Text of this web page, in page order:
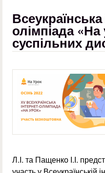
олімпіада «На
суспільних
Л.І. та Пащенко І.І.